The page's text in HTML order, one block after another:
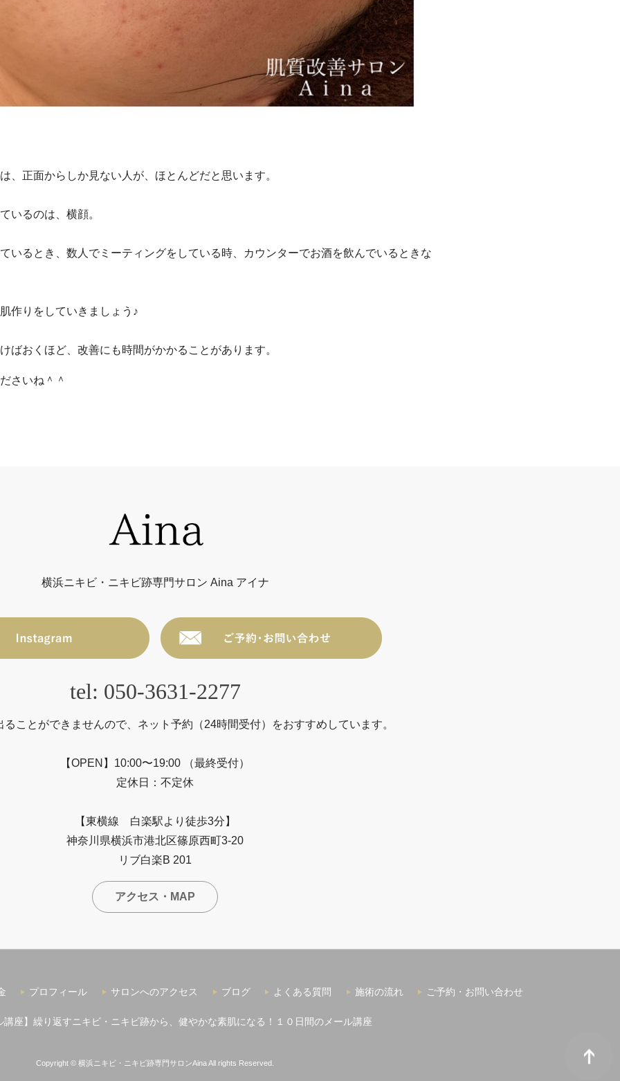
、正面からしか見ない人が、ほとんどだと思います。
いるのは、横顔。
いるとき、数人でミーティングをしている時、カウンターでお酒を飲んでいるときな
作りをしていきましょう♪
ばおくほど、改善にも時間がかかることがあります。
さいね＾＾
横浜ニキビ・ニキビ跡専門サロン Aina アイナ
tel: 050-3631-2277
ことができませんので、ネット予約（24時間受付）をおすすめしています。
【OPEN】10:00〜19:00 （最終受付）
定休日：不定休
【東横線 白楽駅より徒歩3分】
神奈川県横浜市港北区篠原西町3-20
リブ白楽B 201
アクセス・MAP
プロフィール サロンへのアクセス ブログ よくある質問 施術の流れ ご予約・お問い合わせ
講座】繰り返すニキビ・ニキビ跡から、健やかな素肌になる！１０日間のメール講座
Copyright © 横浜ニキビ・ニキビ跡専門サロンAinaAll rights Reserved.